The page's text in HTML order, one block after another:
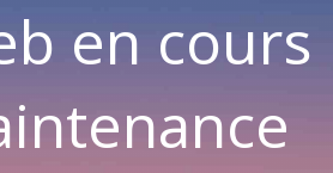
en cours